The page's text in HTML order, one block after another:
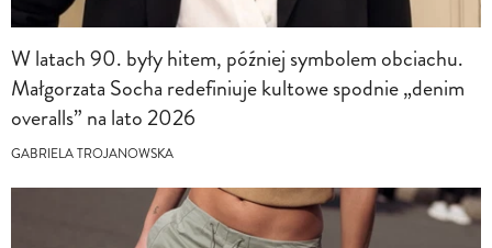
W latach 90. były hitem, później symbolem obciachu.
Małgorzata Socha redefiniuje kultowe spodnie „denim
overalls” na lato 2026
GABRIELA TROJANOWSKA